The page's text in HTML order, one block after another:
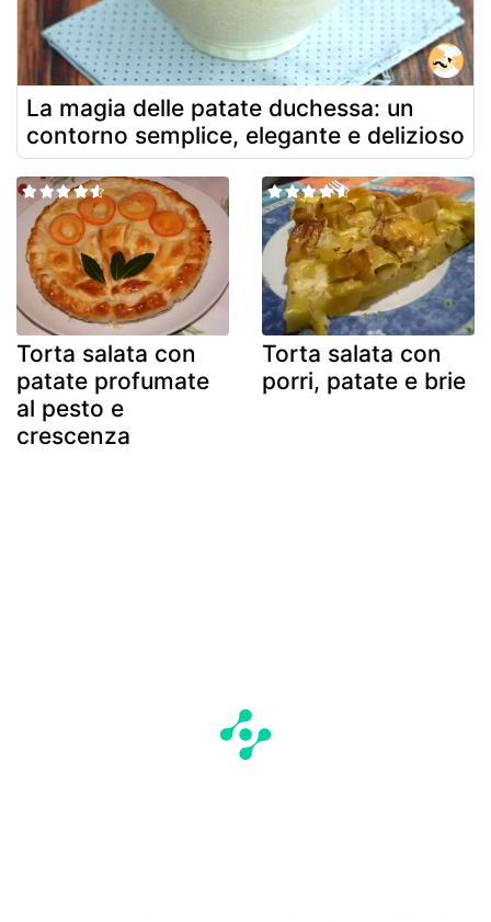
La magia delle patate duchessa: un
contorno semplice, elegante e delizioso
Torta salata con
patate profumate
al pesto e
crescenza
Torta salata con
porri, patate e brie